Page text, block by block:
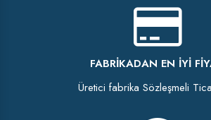
FABRIKADAN EN İYI
Üretici fabrika Sözleşmeli